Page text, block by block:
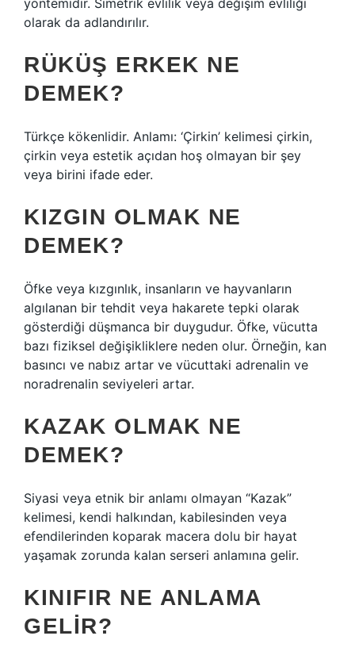
yöntemidir. Simetrik evlilik veya değişim evliliği
olarak da adlandırılır.
RÜKÜŞ ERKEK NE
DEMEK?
Türkçe kökenlidir. Anlamı: ‘Çirkin’ kelimesi çirkin,
çirkin veya estetik açıdan hoş olmayan bir şey
veya birini ifade eder.
KIZGIN OLMAK NE
DEMEK?
Öfke veya kızgınlık, insanların ve hayvanların
algılanan bir tehdit veya hakarete tepki olarak
gösterdiği düşmanca bir duygudur. Öfke, vücutta
bazı fiziksel değişikliklere neden olur. Örneğin, kan
basıncı ve nabız artar ve vücuttaki adrenalin ve
noradrenalin seviyeleri artar.
KAZAK OLMAK NE
DEMEK?
Siyasi veya etnik bir anlamı olmayan “Kazak”
kelimesi, kendi halkından, kabilesinden veya
efendilerinden koparak macera dolu bir hayat
yaşamak zorunda kalan serseri anlamına gelir.
KINIFIR NE ANLAMA
GELIR?